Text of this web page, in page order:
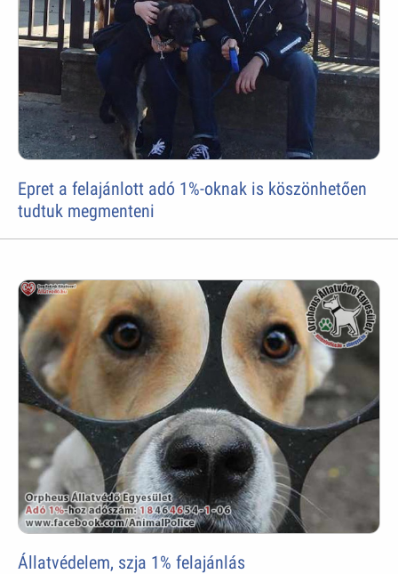
Epret a felajánlott adó 1%-oknak is köszönhetően
tudtuk megmenteni
Állatvédelem, szja 1% felajánlás